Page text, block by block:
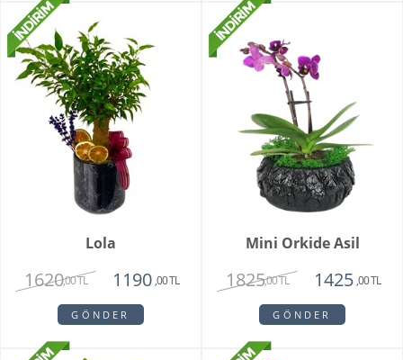
Lola
1620,00 TL 1190 ,00 TL
GÖNDER
Mini Orkide Asil
1825,00 TL 1425 ,00 TL
GÖNDER